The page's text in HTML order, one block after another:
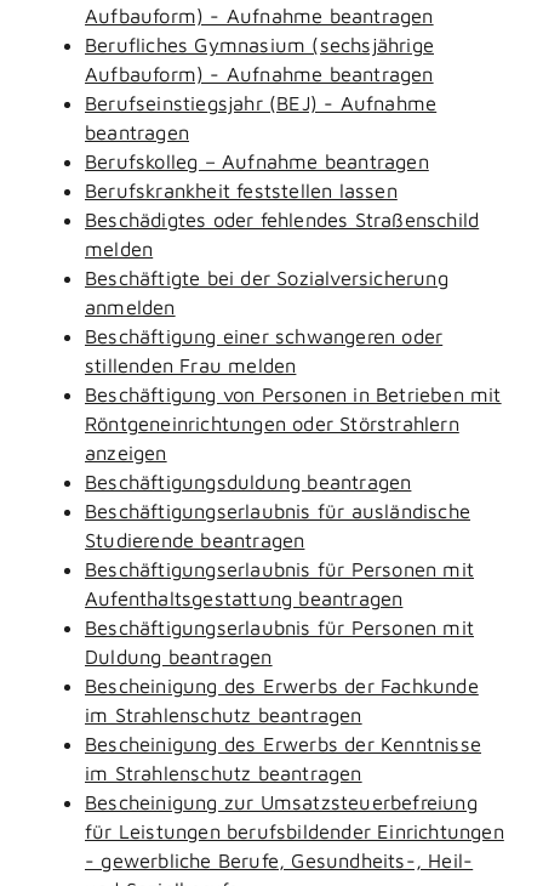
Aufbauform) - Aufnahme beantragen
Berufliches Gymnasium (sechsjährige
Aufbauform) - Aufnahme beantragen
Berufseinstiegsjahr (BEJ) - Aufnahme
beantragen
Berufskolleg – Aufnahme beantragen
Berufskrankheit feststellen lassen
Beschädigtes oder fehlendes Straßenschild
melden
Beschäftigte bei der Sozialversicherung
anmelden
Beschäftigung einer schwangeren oder
stillenden Frau melden
Beschäftigung von Personen in Betrieben mit
Röntgeneinrichtungen oder Störstrahlern
anzeigen
Beschäftigungsduldung beantragen
Beschäftigungserlaubnis für ausländische
Studierende beantragen
Beschäftigungserlaubnis für Personen mit
Aufenthaltsgestattung beantragen
Beschäftigungserlaubnis für Personen mit
Duldung beantragen
Bescheinigung des Erwerbs der Fachkunde
im Strahlenschutz beantragen
Bescheinigung des Erwerbs der Kenntnisse
im Strahlenschutz beantragen
Bescheinigung zur Umsatzsteuerbefreiung
für Leistungen berufsbildender Einrichtungen
- gewerbliche Berufe, Gesundheits-, Heil-